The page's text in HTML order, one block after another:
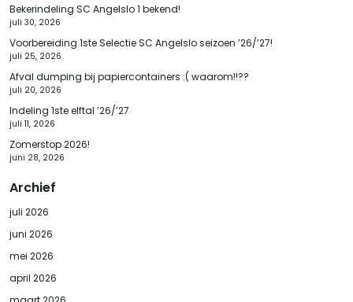
Bekerindeling SC Angelslo 1 bekend!
juli 30, 2026
Voorbereiding 1ste Selectie SC Angelslo seizoen ’26/’27!
juli 25, 2026
Afval dumping bij papiercontainers :( waarom!!??
juli 20, 2026
Indeling 1ste elftal ’26/’27
juli 11, 2026
Zomerstop 2026!
juni 28, 2026
Archief
juli 2026
juni 2026
mei 2026
april 2026